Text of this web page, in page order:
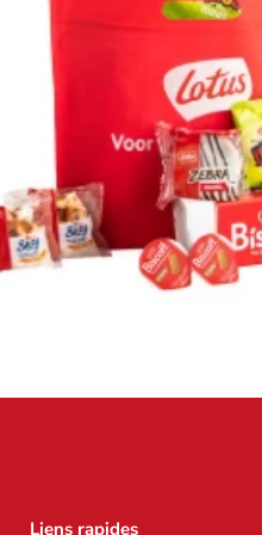
Liens rapides